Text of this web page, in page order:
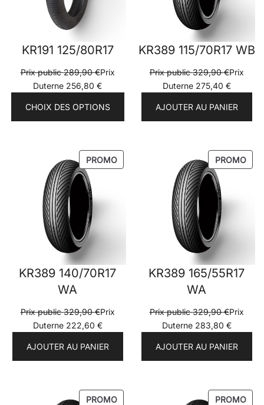
KR191 125/80R17
Prix public289,90€Prix
Duterne 256,80 €
CHOIX DES OPTIONS
KR389 115/70R17 WB
Prix public329,90€Prix
Duterne 275,40 €
AJOUTER AU PANIER
PROMOPRODUIT
KR389 140/70R17
WA
Prix public329,90€Prix
Duterne 222,60 €
AJOUTER AU PANIER
PROMO
KR389 165/55R17
WA
Prix public329,90€Prix
Duterne 283,80 €
AJOUTER AU PANIER
PROMOPRODUIT
PROMO